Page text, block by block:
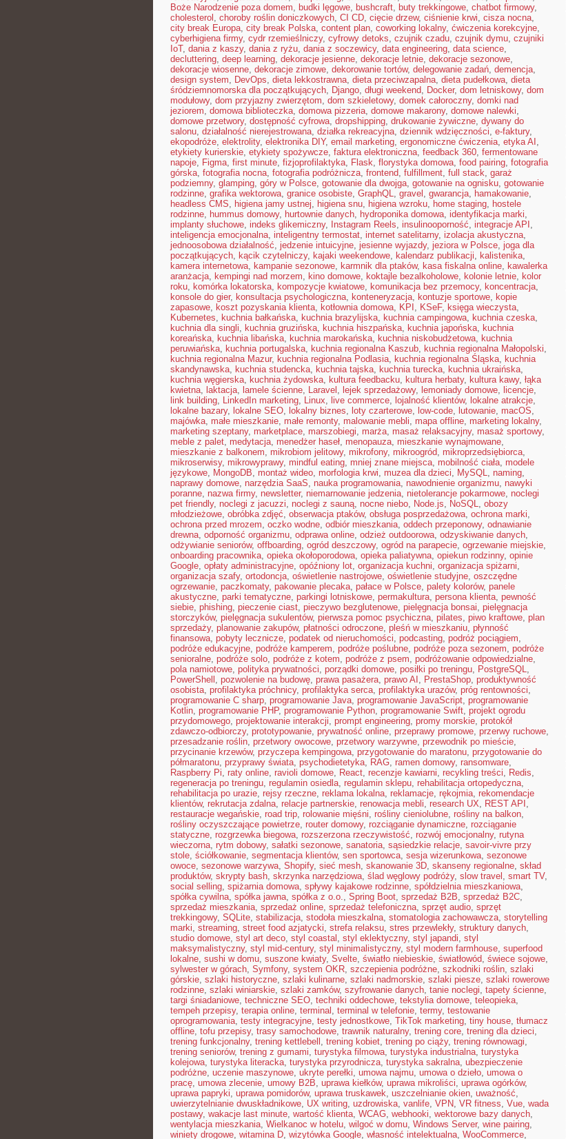
Boże Narodzenie poza domem, budki lęgowe, bushcraft, buty trekkingowe, chatbot firmowy,
cholesterol , choroby roślin doniczkowych, CI CD, cięcie drzew, ciśnienie krwi, cisza nocna,
city break Europa, city break Polska, content plan, coworking lokalny, ćwiczenia korekcyjne,
cyberhigiena firmy, cydr rzemieślniczy, cyfrowy detoks, czujnik czadu, czujnik dymu, czujniki
IoT, dania z kaszy, dania z ryżu, dania z soczewicy, data engineering, data science,
decluttering, deep learning, dekoracje jesienne, dekoracje letnie, dekoracje sezonowe,
dekoracje wiosenne, dekoracje zimowe, dekorowanie tortów, delegowanie zadań, demencja,
design system, DevOps, dieta lekkostrawna, dieta przeciwzapalna, dieta pudełkowa, dieta
śródziemnomorska dla początkujących, Django, długi weekend, Docker, dom letniskowy, dom
modułowy, dom przyjazny zwierzętom, dom szkieletowy, domek całoroczny, domki nad
jeziorem, domowa biblioteczka, domowa pizzeria, domowe makarony, domowe nalewki,
domowe przetwory, dostępność cyfrowa, dropshipping, drukowanie żywiczne, dywany do
salonu, działalność nierejestrowana, działka rekreacyjna, dziennik wdzięczności, e-faktury,
ekopodróże, elektrolity, elektronika DIY, email marketing, ergonomiczne ćwiczenia, etyka AI ,
etykiety kurierskie, etykiety spożywcze, faktura elektroniczna, feedback 360, fermentowane
napoje, Figma, first minute, fizjoprofilaktyka, Flask, florystyka domowa, food pairing, fotografia
górska, fotografia nocna, fotografia podróżnicza, frontend, fulfillment, full stack, garaż
podziemny, glamping, góry w Polsce, gotowanie dla dwojga, gotowanie na ognisku, gotowanie
rodzinne, grafika wektorowa, granice osobiste, GraphQL, gravel , gwarancja, hamakowanie,
headless CMS, higiena jamy ustnej, higiena snu, higiena wzroku, home staging, hostele
rodzinne, hummus domowy, hurtownie danych, hydroponika domowa, identyfikacja marki,
implanty słuchowe, indeks glikemiczny, Instagram Reels, insulinooporność, integracje API ,
inteligencja emocjonalna, inteligentny termostat, internet satelitarny, izolacja akustyczna,
jednoosobowa działalność, jedzenie intuicyjne, jesienne wyjazdy, jeziora w Polsce, joga dla
początkujących, kącik czytelniczy, kajaki weekendowe, kalendarz publikacji, kalistenika,
kamera internetowa, kampanie sezonowe, karmnik dla ptaków, kasa fiskalna online, kawalerka
aranżacja, kempingi nad morzem, kino domowe, koktajle bezalkoholowe, kolonie letnie, kolor
roku, komórka lokatorska, kompozycje kwiatowe, komunikacja bez przemocy, koncentracja,
konsole do gier, konsultacja psychologiczna, konteneryzacja, kontuzje sportowe, kopie
zapasowe, koszt pozyskania klienta, kotłownia domowa, KPI , KSeF, księga wieczysta,
Kubernetes, kuchnia bałkańska, kuchnia brazylijska, kuchnia campingowa, kuchnia czeska,
kuchnia dla singli, kuchnia gruzińska, kuchnia hiszpańska, kuchnia japońska, kuchnia
koreańska, kuchnia libańska, kuchnia marokańska, kuchnia niskobudżetowa, kuchnia
peruwiańska, kuchnia portugalska, kuchnia regionalna Kaszub, kuchnia regionalna Małopolski,
kuchnia regionalna Mazur, kuchnia regionalna Podlasia, kuchnia regionalna Śląska, kuchnia
skandynawska, kuchnia studencka, kuchnia tajska, kuchnia turecka, kuchnia ukraińska,
kuchnia węgierska, kuchnia żydowska, kultura feedbacku, kultura herbaty, kultura kawy, łąka
kwietna, laktacja, lamele ścienne, Laravel , lejek sprzedażowy, lemoniady domowe, licencje,
link building, LinkedIn marketing, Linux, live commerce, lojalność klientów, lokalne atrakcje,
lokalne bazary, lokalne SEO, lokalny biznes, loty czarterowe, low-code, lutowanie, macOS,
majówka, małe mieszkanie, małe remonty, malowanie mebli, mapa offline, marketing lokalny,
marketing szeptany, marketplace, marszobiegi, marża, masaż relaksacyjny, masaż sportowy,
meble z palet, medytacja, menedżer haseł, menopauza, mieszkanie wynajmowane,
mieszkanie z balkonem, mikrobiom jelitowy, mikrofony, mikroogród, mikroprzedsiębiorca,
mikroserwisy, mikrowyprawy, mindful eating, mniej znane miejsca, mobilność ciała, modele
językowe, MongoDB, montaż wideo, morfologia krwi, muzea dla dzieci, MySQL, naming,
naprawy domowe, narzędzia SaaS, nauka programowania, nawodnienie organizmu, nawyki
poranne, nazwa firmy, newsletter, niemarnowanie jedzenia, nietolerancje pokarmowe, noclegi
pet friendly, noclegi z jacuzzi, noclegi z sauną, nocne niebo, Node.js, NoSQL, obozy
młodzieżowe, obróbka zdjęć, obserwacja ptaków, obsługa posprzedażowa, ochrona marki,
ochrona przed mrozem, oczko wodne, odbiór mieszkania, oddech przeponowy, odnawianie
drewna, odporność organizmu, odprawa online, odzież outdoorowa, odzyskiwanie danych,
odżywianie seniorów, offboarding, ogród deszczowy, ogród na parapecie, ogrzewanie miejskie,
onboarding pracownika, opieka okołoporodowa, opieka paliatywna, opiekun rodzinny, opinie
Google, opłaty administracyjne, opóźniony lot, organizacja kuchni, organizacja spiżarni,
organizacja szafy, ortodoncja, oświetlenie nastrojowe, oświetlenie studyjne, oszczędne
ogrzewanie, paczkomaty, pakowanie plecaka, pałace w Polsce, palety kolorów, panele
akustyczne, parki tematyczne, parkingi lotniskowe, permakultura, persona klienta, pewność
siebie, phishing, pieczenie ciast, pieczywo bezglutenowe, pielęgnacja bonsai, pielęgnacja
storczyków, pielęgnacja sukulentów, pierwsza pomoc psychiczna, pilates, piwo kraftowe, plan
sprzedaży, planowanie zakupów, płatności odroczone, pleśń w mieszkaniu, płynność
finansowa, pobyty lecznicze, podatek od nieruchomości, podcasting, podróż pociągiem,
podróże edukacyjne, podróże kamperem, podróże poślubne, podróże poza sezonem, podróże
senioralne, podróże solo, podróże z kotem, podróże z psem, podróżowanie odpowiedzialne,
pola namiotowe, polityka prywatności, porządki domowe, posiłki po treningu, PostgreSQL,
PowerShell , pozwolenie na budowę, prawa pasażera, prawo AI , PrestaShop, produktywność
osobista, profilaktyka próchnicy, profilaktyka serca, profilaktyka urazów, próg rentowności,
programowanie C sharp, programowanie Java, programowanie JavaScript, programowanie
Kotlin, programowanie PHP, programowanie Python, programowanie Swift, projekt ogrodu
przydomowego, projektowanie interakcji, prompt engineering, promy morskie, protokół
zdawczo-odbiorczy, prototypowanie, prywatność online, przeprawy promowe, przerwy ruchowe,
przesadzanie roślin, przetwory owocowe, przetwory warzywne, przewodnik po mieście,
przycinanie krzewów, przyczepa kempingowa, przygotowanie do maratonu, przygotowanie do
półmaratonu, przyprawy świata, psychodietetyka, RAG, ramen domowy, ransomware,
Raspberry Pi, raty online, ravioli domowe, React, recenzje kawiarni, recykling treści, Redis,
regeneracja po treningu, regulamin osiedla, regulamin sklepu, rehabilitacja ortopedyczna,
rehabilitacja po urazie, rejsy rzeczne, reklama lokalna, reklamacje, rękojmia, rekomendacje
klientów, rekrutacja zdalna, relacje partnerskie, renowacja mebli, research UX, REST API ,
restauracje wegańskie, road trip, rolowanie mięśni, rośliny cieniolubne, rośliny na balkon,
rośliny oczyszczające powietrze, router domowy, rozciąganie dynamiczne, rozciąganie
statyczne, rozgrzewka biegowa, rozszerzona rzeczywistość, rozwój emocjonalny, rutyna
wieczorna, rytm dobowy, sałatki sezonowe, sanatoria, sąsiedzkie relacje, savoir-vivre przy
stole, ściółkowanie, segmentacja klientów, sen sportowca, sesja wizerunkowa, sezonowe
owoce, sezonowe warzywa, Shopify, sieć mesh, skanowanie 3D, skanseny regionalne, skład
produktów, skrypty bash, skrzynka narzędziowa, ślad węglowy podróży, slow travel , smart TV,
social selling, spiżarnia domowa, spływy kajakowe rodzinne, spółdzielnia mieszkaniowa,
spółka cywilna, spółka jawna, spółka z o.o., Spring Boot, sprzedaż B2B, sprzedaż B2C,
sprzedaż mieszkania, sprzedaż online, sprzedaż telefoniczna, sprzęt audio, sprzęt
trekkingowy, SQLite, stabilizacja, stodoła mieszkalna, stomatologia zachowawcza, storytelling
marki, streaming, street food azjatycki, strefa relaksu, stres przewlekły, struktury danych,
studio domowe, styl art deco, styl coastal , styl eklektyczny, styl japandi, styl
maksymalistyczny, styl mid-century, styl minimalistyczny, styl modern farmhouse, superfood
lokalne, sushi w domu, suszone kwiaty, Svelte, światło niebieskie, światłowód, świece sojowe,
sylwester w górach, Symfony, system OKR, szczepienia podróżne, szkodniki roślin, szlaki
górskie, szlaki historyczne, szlaki kulinarne, szlaki nadmorskie, szlaki piesze, szlaki rowerowe
rodzinne, szlaki winiarskie, szlaki zamków, szyfrowanie danych, tanie noclegi, tapety ścienne,
targi śniadaniowe, techniczne SEO, techniki oddechowe, tekstylia domowe, teleopieka,
tempeh przepisy, terapia online, terminal , terminal w telefonie, termy, testowanie
oprogramowania, testy integracyjne, testy jednostkowe, TikTok marketing, tiny house, tłumacz
offline, tofu przepisy, trasy samochodowe, trawnik naturalny, trening core, trening dla dzieci,
trening funkcjonalny, trening kettlebell , trening kobiet, trening po ciąży, trening równowagi,
trening seniorów, trening z gumami, turystyka filmowa, turystyka industrialna, turystyka
kolejowa, turystyka literacka, turystyka przyrodnicza, turystyka sakralna, ubezpieczenie
podróżne, uczenie maszynowe, ukryte perełki, umowa najmu, umowa o dzieło, umowa o
pracę, umowa zlecenie, umowy B2B, uprawa kiełków, uprawa mikroliści, uprawa ogórków,
uprawa papryki, uprawa pomidorów, uprawa truskawek, uszczelnianie okien, uważność,
uwierzytelnianie dwuskładnikowe, UX writing, uzdrowiska, vanlife, VPN, VR fitness, Vue, wada
postawy, wakacje last minute, wartość klienta, WCAG, webhooki, wektorowe bazy danych,
wentylacja mieszkania, Wielkanoc w hotelu, wilgoć w domu, Windows Server, wine pairing,
winiety drogowe, witamina D, wizytówka Google, własność intelektualna, WooCommerce,